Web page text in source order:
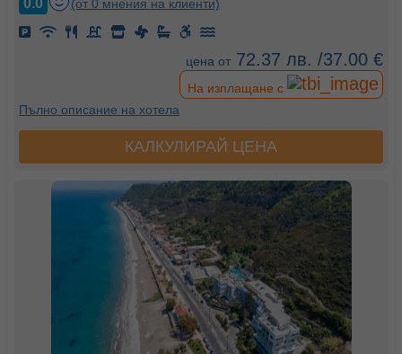
(от 0 мнения на клиенти)
цена от 72.37 лв. /37.00 €
На изплащане с
Пълно описание на хотела
КАЛКУЛИРАЙ ЦЕНА